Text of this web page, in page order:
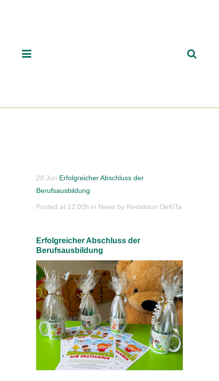
28 Jun Erfolgreicher Abschluss der
Berufsausbildung
Posted at 12:00h in News by Redaktion DeKiTa
Erfolgreicher Abschluss der
Berufsausbildung